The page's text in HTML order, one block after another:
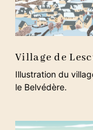
Village de
Illustration du
le Belvédère.